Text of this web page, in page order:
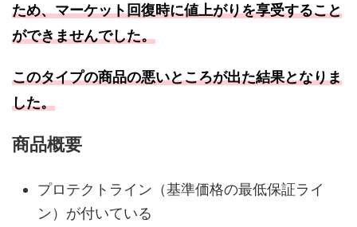
ため、マーケット回復時に値上がりを享受すること
ができませんでした。
このタイプの商品の悪いところが出た結果となりま
した。
商品概要
プロテクトライン（基準価格の最低保証ライ
ン）が付いている